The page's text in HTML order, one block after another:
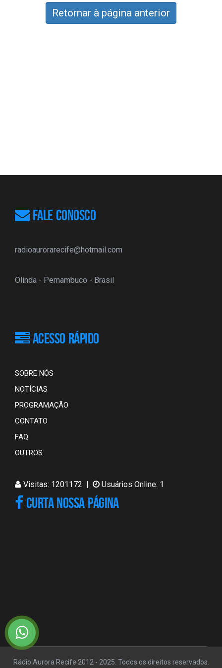
Retornar à página anterior
FALE CONOSCO
radioaurorarecife@hotmail.com
Olinda - Pernambuco - Brasil
ACESSO RÁPIDO
SOBRE NÓS
NOTÍCIAS
PROGRAMAÇÃO
CONTATO
FAQ
OUTROS
Visitas: 1201172 | Usuários Online: 1
CURTA NOSSA PÁGINA
Rádio Aurora Recife 2012 - 2025. Todos os direitos reservados.